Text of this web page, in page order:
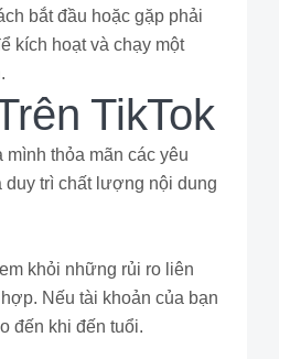
bắt đầu hoặc gặp phải
kích hoạt và chạy một
TikTok
thỏa mãn các yêu
trì chất lượng nội dung
khỏi những rủi ro liên
Nếu tài khoản của bạn
đến khi đến tuổi.